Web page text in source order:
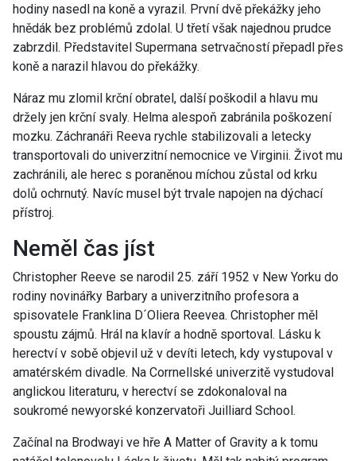
hodiny nasedl na koně a vyrazil. První dvě překážky jeho
hnědák bez problémů zdolal. U třetí však najednou prudce
zabrzdil. Představitel Supermana setrvačností přepadl přes
koně a narazil hlavou do překážky.
Náraz mu zlomil krční obratel, další poškodil a hlavu mu
držely jen krční svaly. Helma alespoň zabránila poškození
mozku. Záchranáři Reeva rychle stabilizovali a letecky
transportovali do univerzitní nemocnice ve Virginii. Život mu
zachránili, ale herec s poraněnou míchou zůstal od krku
dolů ochrnutý. Navíc musel být trvale napojen na dýchací
přístroj.
Neměl čas jíst
Christopher Reeve se narodil 25. září 1952 v New Yorku do
rodiny novinářky Barbary a univerzitního profesora a
spisovatele Franklina D´Oliera Reevea. Christopher měl
spoustu zájmů. Hrál na klavír a hodně sportoval. Lásku k
herectví v sobě objevil už v devíti letech, kdy vystupoval v
amatérském divadle. Na Corrnellské univerzitě vystudoval
anglickou literaturu, v herectví se zdokonaloval na
soukromé newyorské konzervatoři Juilliard School.
Začínal na Brodwayi ve hře A Matter of Gravity a k tomu